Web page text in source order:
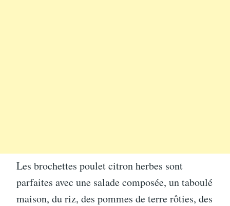
Les brochettes poulet citron herbes sont
parfaites avec une salade composée, un taboulé
maison, du riz, des pommes de terre rôties, des